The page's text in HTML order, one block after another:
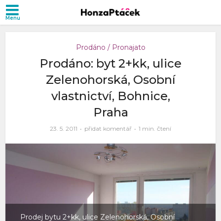
Prodáno / Pronajato
Prodáno: byt 2+kk, ulice
Zelenohorská, Osobní
vlastnictví, Bohnice,
Praha
23. 5. 2011 přidat komentář 1 min. čtení
Prodej bytu 2+kk, ulice Zelenohorská, Osobní